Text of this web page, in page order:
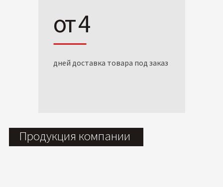
от 4
дней доставка товара под заказ
Продукция компании